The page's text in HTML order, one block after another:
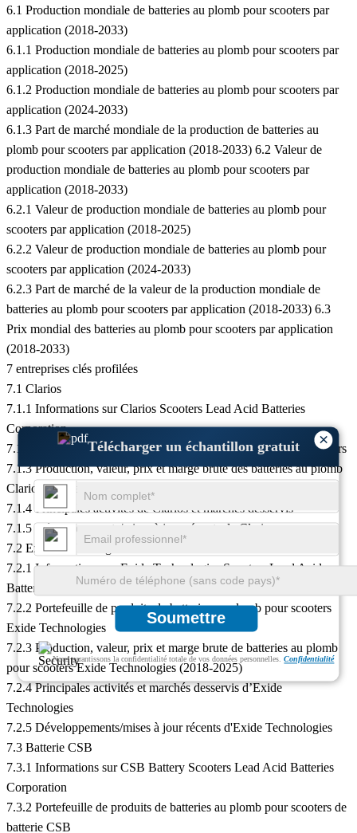
×
Télécharger un échantillon gratuit
Soumettre
Nous garantissons la confidentialité totale de vos données personnelles.Confidentialité
6.1 Production mondiale de batteries au plomb pour scooters par
application (2018-2033)
6.1.1 Production mondiale de batteries au plomb pour scooters par
application (2018-2025)
6.1.2 Production mondiale de batteries au plomb pour scooters par
application (2024-2033)
6.1.3 Part de marché mondiale de la production de batteries au
plomb pour scooters par application (2018-2033) 6.2 Valeur de
production mondiale de batteries au plomb pour scooters par
application (2018-2033)
6.2.1 Valeur de production mondiale de batteries au plomb pour
scooters par application (2018-2025)
6.2.2 Valeur de production mondiale de batteries au plomb pour
scooters par application (2024-2033)
6.2.3 Part de marché de la valeur de la production mondiale de
batteries au plomb pour scooters par application (2018-2033) 6.3
Prix mondial des batteries au plomb pour scooters par application
(2018-2033)
7 entreprises clés profilées
7.1 Clarios
7.1.1 Informations sur Clarios Scooters Lead Acid Batteries
Corporation
7.1.2 Portefeuille de produits de batteries au plomb Clarios Scooters
7.1.3 Production, valeur, prix et marge brute des batteries au plomb
Clarios Scooters (2018-2025)
7.1.4 Principales activités de Clarios et marchés desservis
7.1.5 Développements/mises à jour récents de Clarios
7.2 Exide Technologies
7.2.1 Informations sur Exide Technologies Scooters Lead Acid
Batteries Corporation
7.2.2 Portefeuille de produits de batteries au plomb pour scooters
Exide Technologies
7.2.3 Production, valeur, prix et marge brute de batteries au plomb
pour scooters Exide Technologies (2018-2025)
7.2.4 Principales activités et marchés desservis d’Exide
Technologies
7.2.5 Développements/mises à jour récents d'Exide Technologies
7.3 Batterie CSB
7.3.1 Informations sur CSB Battery Scooters Lead Acid Batteries
Corporation
7.3.2 Portefeuille de produits de batteries au plomb pour scooters de
batterie CSB